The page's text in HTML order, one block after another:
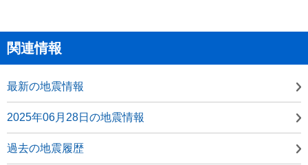
関連情報
最新の地震情報
2025年06月28日の地震情報
過去の地震履歴